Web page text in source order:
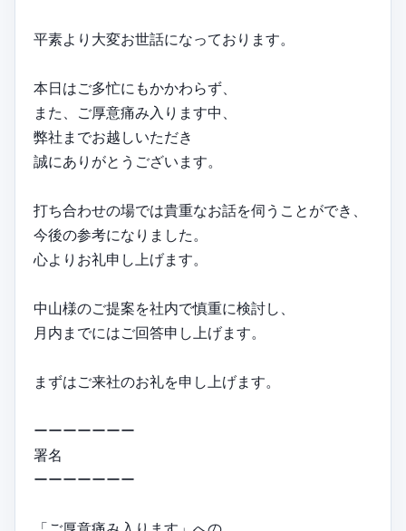
平素より大変お世話になっております。
本日はご多忙にもかかわらず、
また、ご厚意痛み入ります中、
弊社までお越しいただき
誠にありがとうございます。
打ち合わせの場では貴重なお話を伺うことができ、
今後の参考になりました。
心よりお礼申し上げます。
中山様のご提案を社内で慎重に検討し、
月内までにはご回答申し上げます。
まずはご来社のお礼を申し上げます。
ーーーーーーー
署名
ーーーーーーー